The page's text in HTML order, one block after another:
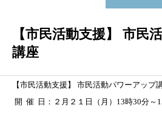
【市民活動支援】 市民
講座
【市民活動支援】
市民活動パワーアップ
開 催 日： ２月２１日（月） 13時30分～